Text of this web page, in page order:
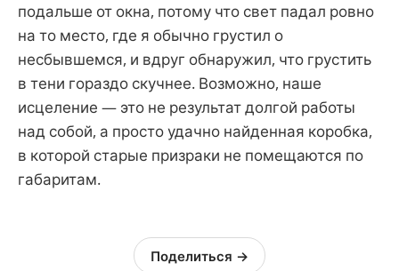
подальше от окна, потому что свет падал ровно
на то место, где я обычно грустил о
несбывшемся, и вдруг обнаружил, что грустить
в тени гораздо скучнее. Возможно, наше
исцеление — это не результат долгой работы
над собой, а просто удачно найденная коробка,
в которой старые призраки не помещаются по
габаритам.
Поделиться →